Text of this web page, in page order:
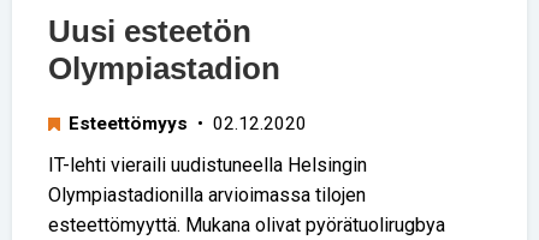
Uusi esteetön
Olympiastadion
Esteettömyys • 02.12.2020
IT-lehti vieraili uudistuneella Helsingin
Olympiastadionilla arvioimassa tilojen
esteettömyyttä. Mukana olivat pyörätuolirugbya